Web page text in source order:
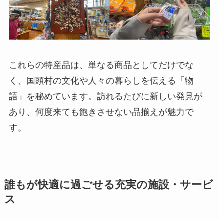
これらの特産品は、単なる商品としてだけでな
く、国頭村の文化や人々の暮らしを伝える「物
語」を秘めています。訪れるたびに新しい発見が
あり、何度来ても飽きさせない品揃えが魅力で
す。
誰もが快適に過ごせる充実の施設・サービ
ス